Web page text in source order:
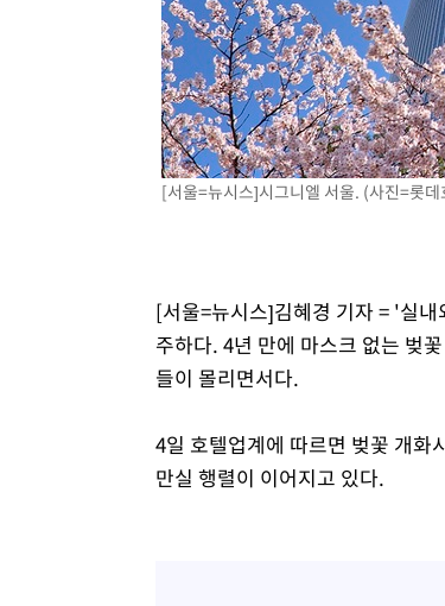
이란, 호르무즈서 "적국 목표물들"과 대치
[속보]美, 폴리실리콘 수입 규제…파생제
[속보]트럼프, 美 원정출산 금지 행정명령
[속보] 뉴욕증시, 일제 하락 마감…나스닥
[서울=뉴시스]시그니엘 서울. (사진=롯
[서울=뉴시스]김혜경 기자 = '실
주하다. 4년 만에 마스크 없는 벚
들이 몰리면서다.
4일 호텔업계에 따르면 벚꽃 개화
만실 행렬이 이어지고 있다.